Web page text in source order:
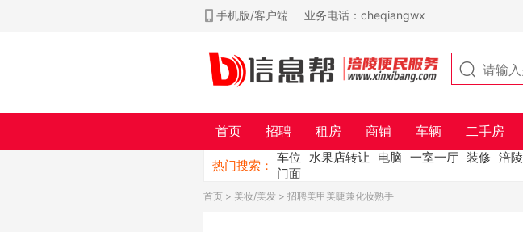
手机版/客户端 业务电话：cheqiangwx
首页 招聘 租房 商铺 车辆 二手房
热门搜索：
车位 水果店转让 电脑 一室一厅 装修 涪陵
门面
首页 > 美妆/美发 > 招聘美甲美睫兼化妆熟手